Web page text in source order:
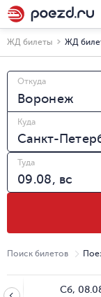
ЖД билеты ЖД
Откуда
Куда
Туда
Поиск билетов
Сб,